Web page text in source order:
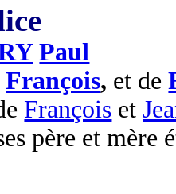
Paul
François, et de
François et
père et mère